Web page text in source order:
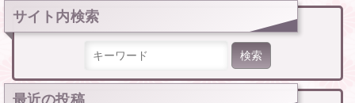
サイト内検索